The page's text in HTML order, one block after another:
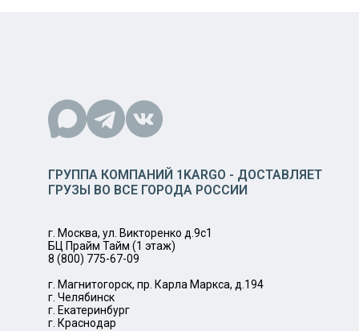
ГРУППА КОМПАНИЙ 1KARGO - ДОСТАВЛЯЕТ
ГРУЗЫ ВО ВСЕ ГОРОДА РОССИИ
г. Москва, ул. Викторенко д.9с1
БЦ Прайм Тайм (1 этаж)
8 (800) 775-67-09
г. Магнитогорск, пр. Карла Маркса, д.194
г. Челябинск
г. Екатеринбург
г. Краснодар